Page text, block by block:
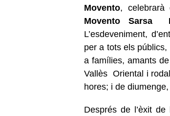
Movento, celebrarà
Movento Sarsa
L’esdeveniment,
per a tots els
a famílies, amants
Vallès Oriental i
hores; i de
Després de l’èxit